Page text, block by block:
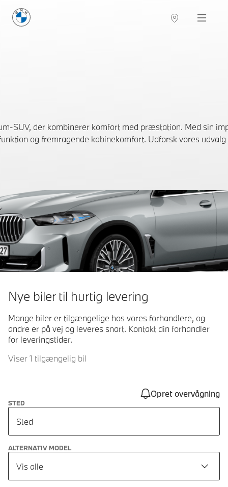
BMW Danmark Navigation
SUV, der kombinerer komfort med præstation. Med sin
og fremragende kabinekomfort. Udforsk vores
Nye biler til hurtig levering
Mange biler er tilgængelige hos vores forhandlere, og
andre er på vej og leveres snart. Kontakt din forhandler
for leveringstider.
Viser 1 tilgængelig bil
Opret overvågning
STED
Sted
ALTERNATIV MODEL
Vis alle